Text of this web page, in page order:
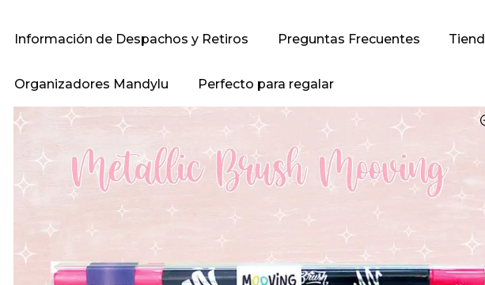
Información de Despachos y Retiros Preguntas Frecuentes
Organizadores Mandylu Perfecto para regalar